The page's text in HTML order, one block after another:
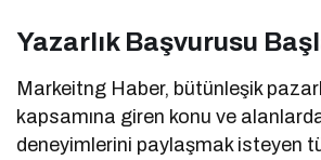
Yazarlık Başvurusu
Markeitng Haber, bütünleşik
kapsamına giren konu ve
deneyimlerini paylaşmak isteyen